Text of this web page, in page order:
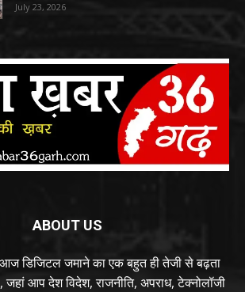
July 23, 2026
ABOUT US
डिजिटल जमाने का एक बहुत ही तेजी से बढ़ता
आप देश विदेश, राजनीति, अपराध, टेक्नोलॉजी